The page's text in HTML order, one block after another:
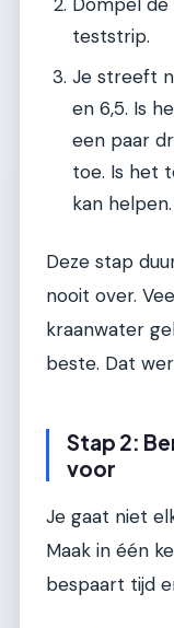
teststrip.
Je streeft
en 6,5. Is
een paar
toe. Is het
kan helpen.
Deze stap
nooit over.
kraanwater
beste. Dat
Stap 2:
voor
Je gaat niet
Maak in één
bespaart tijd